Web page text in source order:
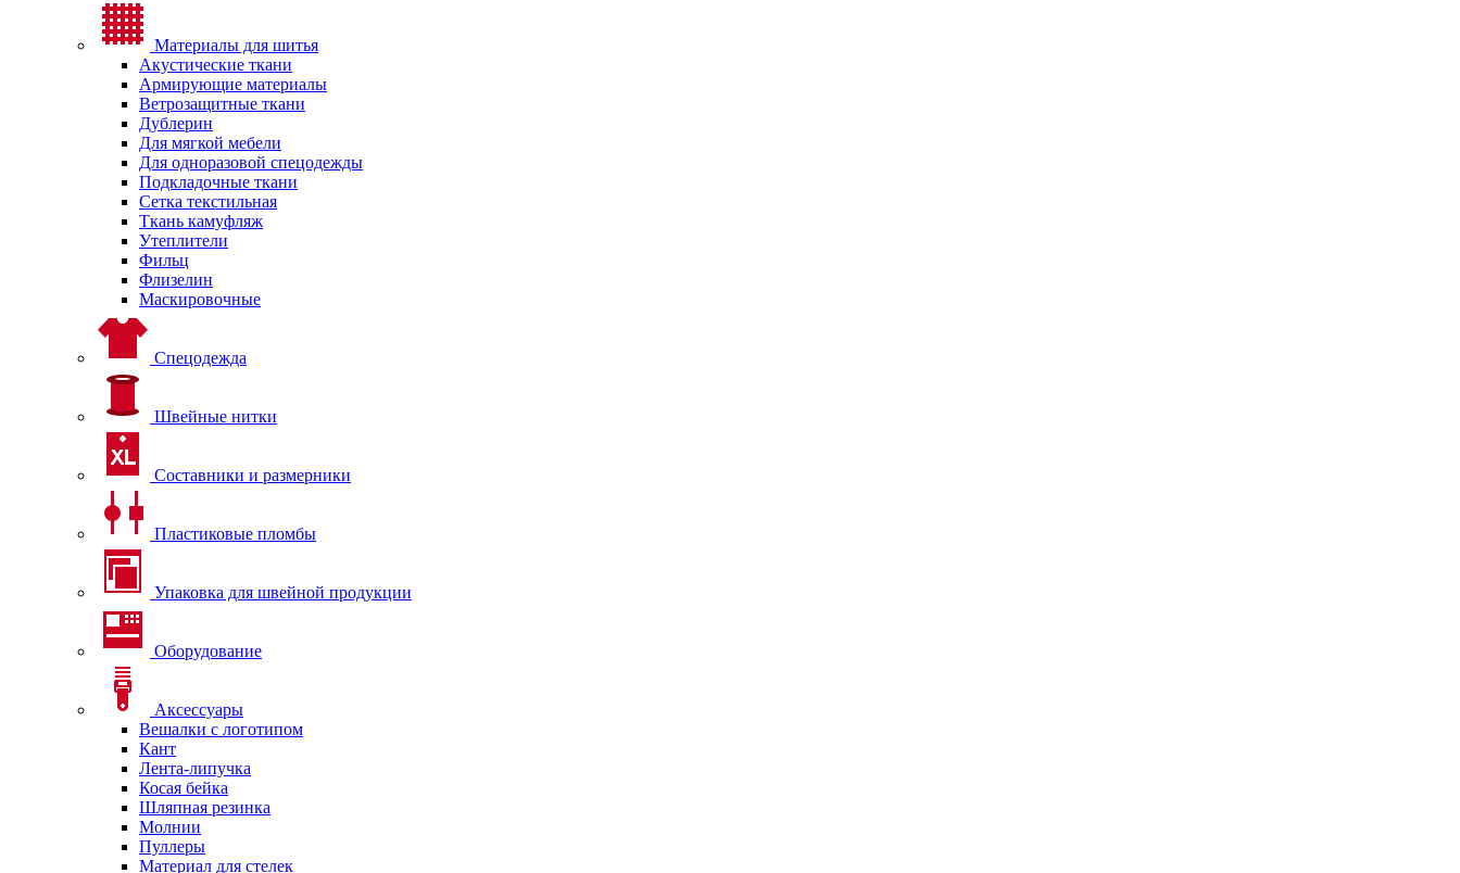
Материалы для шитья
Акустические ткани
Армирующие материалы
Ветрозащитные ткани
Дублерин
Для мягкой мебели
Для одноразовой спецодежды
Подкладочные ткани
Сетка текстильная
Ткань камуфляж
Утеплители
Фильц
Флизелин
Маскировочные
Спецодежда
Швейные нитки
Составники и размерники
Пластиковые пломбы
Упаковка для швейной продукции
Оборудование
Аксессуары
Вешалки с логотипом
Кант
Лента-липучка
Косая бейка
Шляпная резинка
Молнии
Пуллеры
Материал для стелек